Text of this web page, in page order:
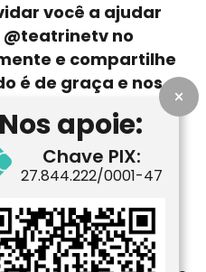
você a ajudar
no
e compartilhe
é de graça e nos
independente
de conteúdo
ecultura com sede
. Nosso trabalho
um espaço para
Nos apoie:
Chave PIX:
27.844.222/0001-47